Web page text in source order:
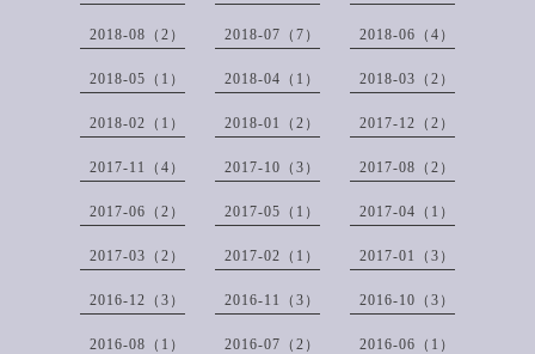
2018-08（2） 2018-07（7） 2018-06（4）
2018-05（1） 2018-04（1） 2018-03（2）
2018-02（1） 2018-01（2） 2017-12（2）
2017-11（4） 2017-10（3） 2017-08（2）
2017-06（2） 2017-05（1） 2017-04（1）
2017-03（2） 2017-02（1） 2017-01（3）
2016-12（3） 2016-11（3） 2016-10（3）
2016-08（1） 2016-07（2） 2016-06（1）